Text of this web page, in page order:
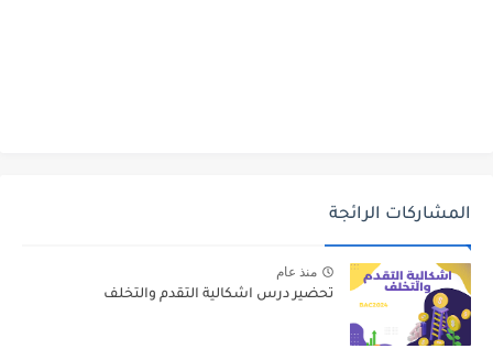
المشاركات الرائجة
منذ عام
تحضير درس اشكالية التقدم والتخلف